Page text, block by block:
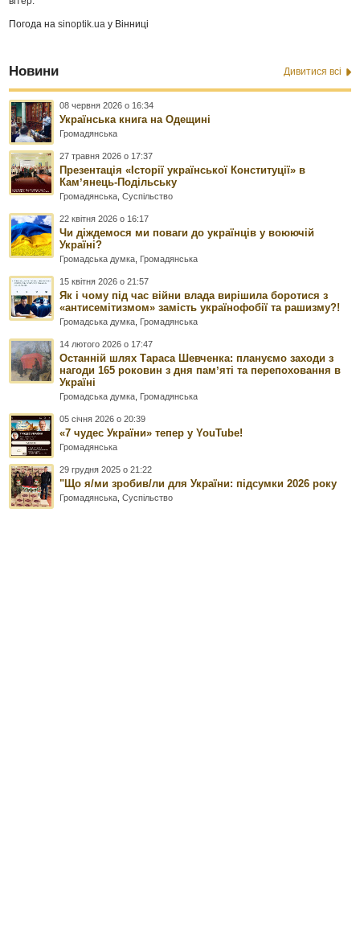
Погода наsinoptik.ua у Вінниці
Новини Дивитися всі
08 червня 2026 о 16:34
Українська книга на Одещині
Громадянська
27 травня 2026 о 17:37
Презентація «Історії української Конституції» в
Камʼянець-Подільську
Громадянська ,Суспільство
22 квітня 2026 о 16:17
Чи діждемося ми поваги до українців у воюючій
Україні?
Громадська думка Громадянська
15 квітня 2026 о 21:57
Як і чому під час війни влада вирішила боротися з
«антисемітизмом» замість українофобії та рашизму?!
Громадська думка Громадянська
14 лютого 2026 о 17:47
Останній шлях Тараса Шевченка: плануємо заходи з
нагоди 165 роковин з дня памʼяті та перепоховання в
Україні
Громадська думка Громадянська
05 січня 2026 о 20:39
«7 чудес України» тепер у YouTube!
Громадянська
29 грудня 2025 о 21:22
"Що я/ми зробив/ли для України: підсумки 2026 року
Громадянська ,Суспільство